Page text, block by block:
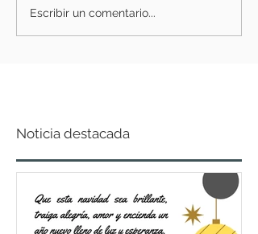
Escribir un comentario...
Noticia destacada